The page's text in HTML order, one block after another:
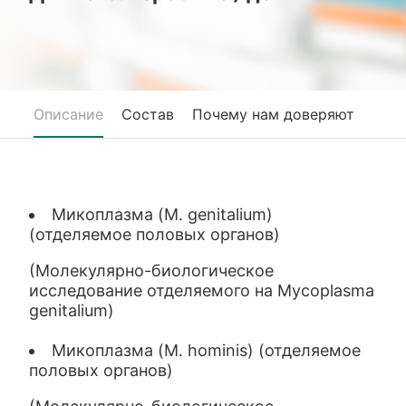
Описание Состав Почему нам доверяют
Микоплазма (M. genitalium)
(отделяемое половых органов)
(Молекулярно-биологическое
исследование отделяемого на Mycoplasma
genitalium)
Микоплазма (M. hominis) (отделяемое
половых органов)